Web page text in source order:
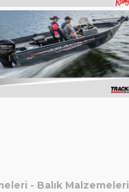
- Balık Malzemeleri